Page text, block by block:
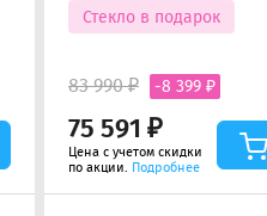
Стекло в подарок
75 591 ₽
83 990 ₽ -8 399 ₽
Цена с учетом скидки
по акции. Подробнее